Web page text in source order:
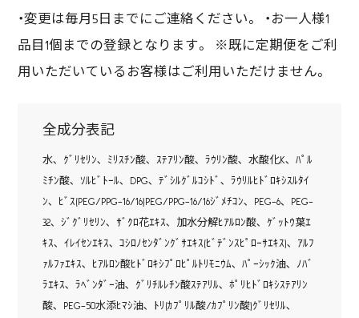
・変更は毎月5日までにご連絡ください。 ・お一人様1
品目1個までの登録となります。 ※既に定期便をご利
用いただいているお客様はご利用いただけません。
全成分表記
水､ ｸﾞﾘｾﾘﾝ､ ﾐﾘｽﾁﾝ酸､ ｽﾃｱﾘﾝ酸､ ﾗｳﾘﾝ酸､ 水酸化K､ ﾊﾟﾙ
ﾐﾁﾝ酸､ ｿﾙﾋﾞﾄｰﾙ､ DPG､ ﾃﾞｼﾙｸﾞﾙｺｼﾄﾞ､ ﾗｳﾘﾙﾋﾄﾞﾛｷｼｽﾙﾀｲ
ﾝ､ ﾋﾞｽ(PEG/PPG-16/16)PEG/PPG-16/16ｼﾞﾒﾁｺﾝ､ PEG-6､ PEG-
32､ ｼﾞｸﾞﾘｾﾘﾝ､ ｻﾞｸﾛ花ｴｷｽ､ 加水分解ﾋｱﾙﾛﾝ酸､ ｹﾞｯﾄｳ葉ｴ
ｷｽ､ ｲﾚｲｾﾝｴｷｽ､ ｺｼﾛﾉｾﾝﾀﾞﾝｸﾞｻｴｷｽ(ﾋﾞﾃﾞﾝｽﾋﾟﾛｰｻｴｷｽ)､ ｱﾙﾌ
ｧﾙﾌｧｴｷｽ､ ﾋｱﾙﾛﾝ酸ﾋﾄﾞﾛｷｼﾌﾟﾛﾋﾟﾙﾄﾘﾓﾆｳﾑ､ ﾊﾟｰｼｯｸ油､ ﾉﾊﾞ
ﾗｴｷｽ､ ﾗﾍﾞﾝﾀﾞｰ油､ ｸﾞﾘﾁﾙﾚﾁﾝ酸ｽﾃｱﾘﾙ､ ﾎﾟﾘﾋﾄﾞﾛｷｼｽﾃｱﾘﾝ
酸､ PEG-50水添ﾋﾏｼ油､ ﾄﾘ(ｶﾌﾟﾘﾙ酸/ｶﾌﾟﾘﾝ酸)ｸﾞﾘｾﾘﾙ､